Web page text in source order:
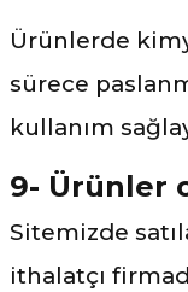
Ürünlerde
sürece
kullanım
9- Ürünler
Sitemizde
ithalatçı